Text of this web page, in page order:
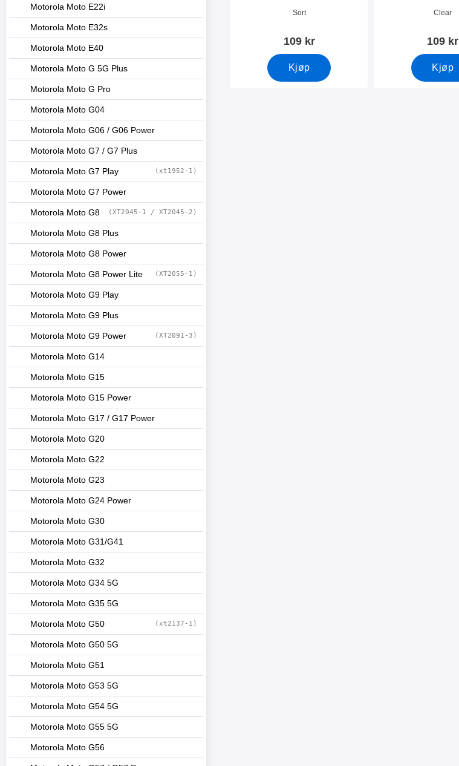
Motorola Moto E22i
Motorola Moto E32s
Motorola Moto E40
Motorola Moto G 5G Plus
Motorola Moto G Pro
Motorola Moto G04
Motorola Moto G06 / G06 Power
Motorola Moto G7 / G7 Plus
Motorola Moto G7 Play (xt1952-1)
Motorola Moto G7 Power
Motorola Moto G8 (XT2045-1 / XT2045-2)
Motorola Moto G8 Plus
Motorola Moto G8 Power
Motorola Moto G8 Power Lite (XT2055-1)
Motorola Moto G9 Play
Motorola Moto G9 Plus
Motorola Moto G9 Power (XT2091-3)
Motorola Moto G14
Motorola Moto G15
Motorola Moto G15 Power
Motorola Moto G17 / G17 Power
Motorola Moto G20
Motorola Moto G22
Motorola Moto G23
Motorola Moto G24 Power
Motorola Moto G30
Motorola Moto G31/G41
Motorola Moto G32
Motorola Moto G34 5G
Motorola Moto G35 5G
Motorola Moto G50 (xt2137-1)
Motorola Moto G50 5G
Motorola Moto G51
Motorola Moto G53 5G
Motorola Moto G54 5G
Motorola Moto G55 5G
Motorola Moto G56
Varenummer 54492
Sort
109 kr
Kjøp
Varenummer 54493
Clear
109 kr
Kjøp